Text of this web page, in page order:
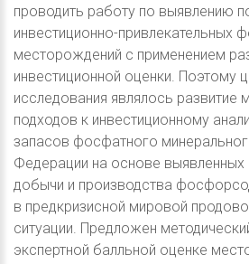
проводить работу по выявлению
инвестиционно-привлекательных
месторождений с применением
инвестиционной оценки. Поэтому
исследования являлось развитие
подходов к инвестиционному
запасов фосфатного
Федерации на основе выявленных
добычи и производства
в предкризисной мировой
ситуации. Предложен
экспертной балльной оценке